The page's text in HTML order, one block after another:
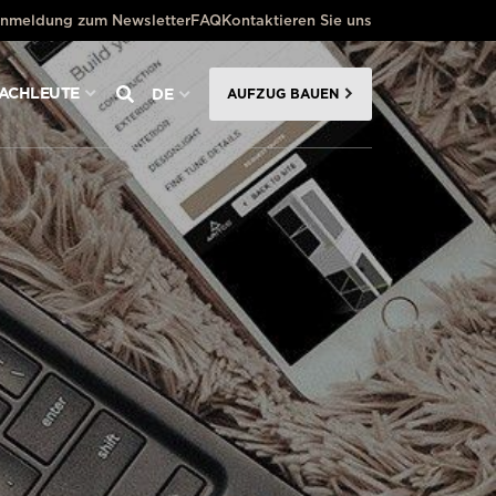
zum NewsletterFAQKontaktieren Sie uns
DE AUFZUG BAUEN